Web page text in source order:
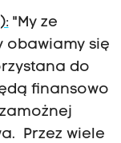
"My ze
obawiamy się
do
finansowo
Przez wiele